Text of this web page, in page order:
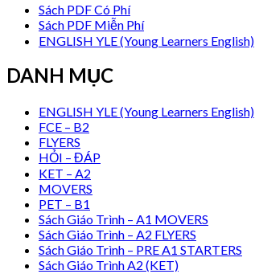
Sách PDF Có Phí
Sách PDF Miễn Phí
ENGLISH YLE (Young Learners English)
DANH MỤC
ENGLISH YLE (Young Learners English)
FCE – B2
FLYERS
HỎI – ĐÁP
KET – A2
MOVERS
PET – B1
Sách Giáo Trình – A1 MOVERS
Sách Giáo Trình – A2 FLYERS
Sách Giáo Trình – PRE A1 STARTERS
Sách Giáo Trình A2 (KET)